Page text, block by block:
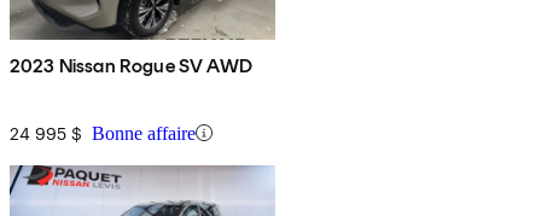
2023 Nissan Rogue SV AWD
24 995 $ Bonne affaire